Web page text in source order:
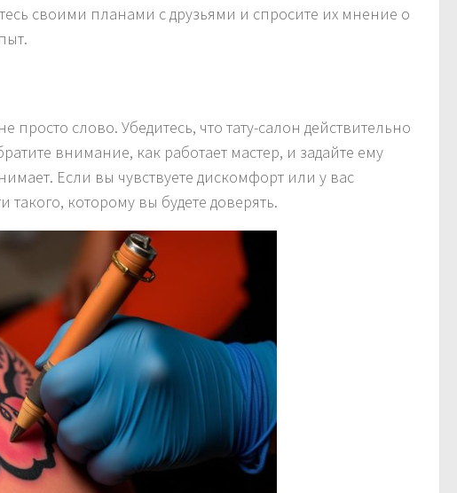
своими планами с друзьями и спросите их мнение о
просто слово. Убедитесь, что тату-салон действительно
внимание, как работает мастер, и задайте ему
Если вы чувствуете дискомфорт или у вас
которому вы будете доверять.